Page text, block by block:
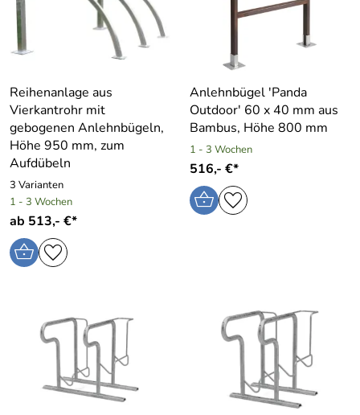
Reihenanlage aus
Vierkantrohr mit
gebogenen Anlehnbügeln,
Höhe 950 mm, zum
Aufdübeln
3 Varianten
1 - 3 Wochen
ab 513,- €*
Anlehnbügel ′Panda
Outdoor′ 60 x 40 mm aus
Bambus, Höhe 800 mm
1 - 3 Wochen
516,- €*